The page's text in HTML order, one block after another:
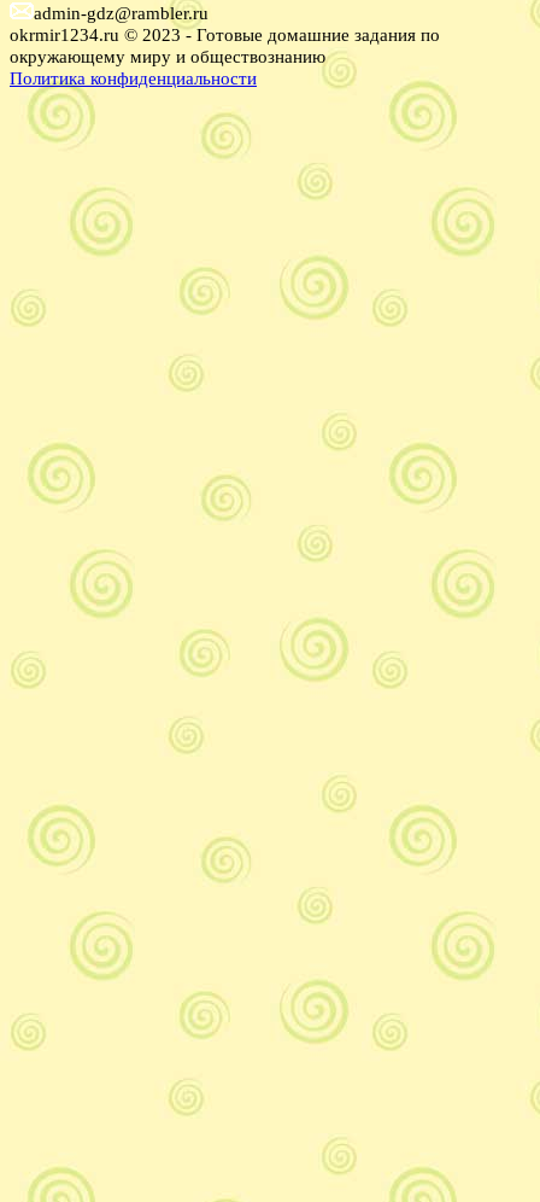
admin-gdz@rambler.ru
okrmir1234.ru © 2023 - Готовые домашние задания по
окружающему миру и обществознанию
Политика конфиденциальности